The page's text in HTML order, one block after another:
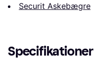
Securit Askebægre
Specifikationer